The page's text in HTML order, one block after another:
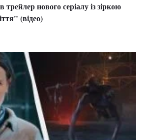
нового серіалу із зіркою
(відео)